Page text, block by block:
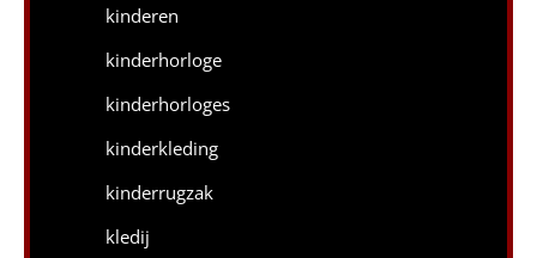
kinderen
kinderhorloge
kinderhorloges
kinderkleding
kinderrugzak
kledij